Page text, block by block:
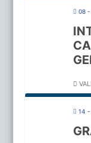
08 -
14 -